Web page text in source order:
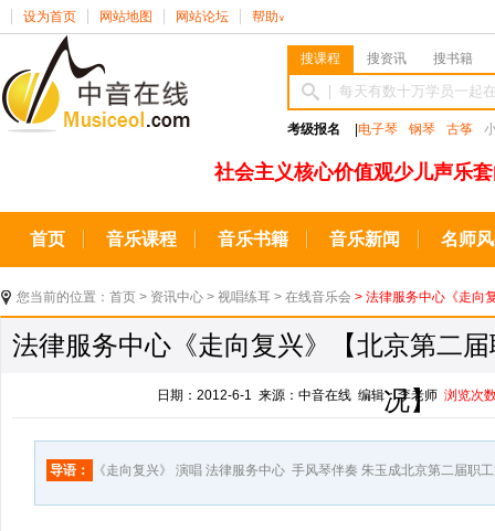
设为首页 网站地图 网站论坛 帮助 ∨
搜课程 搜资讯 搜书籍
考级报名 电子琴 钢琴 古筝
社会主义核心价值观少儿声乐
首页 音乐课程 音乐书籍 音乐新闻 名师
您当前的位置： 首页 > 资讯中心 > 视唱练耳 > 在线音乐会 > 法律服务中心《走向
法律服务中心《走向复兴》【北京第二
况】
日期：2012-6-1 来源：中音在线 编辑：李老师 浏览次
导语： 《走向复兴》 演唱 法律服务中心 手风琴伴奏 朱玉成北京第二届职